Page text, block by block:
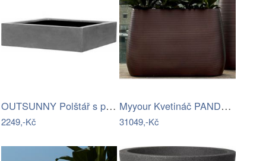
OUTSUNNY Polštář s popruhy na…
2249,-Kč
Myyour Kvetináč PANDORA - Dark pearl…
31049,-Kč